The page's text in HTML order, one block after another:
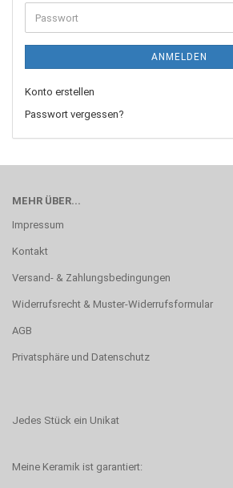
ANMELDEN
Konto erstellen
Passwort vergessen?
MEHR ÜBER...
Impressum
Kontakt
Versand- & Zahlungsbedingungen
Widerrufsrecht & Muster-Widerrufsformular
AGB
Privatsphäre und Datenschutz
Jedes Stück ein Unikat
Meine Keramik ist garantiert: